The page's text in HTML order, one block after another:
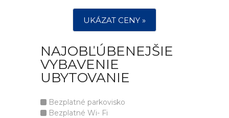
UKÁZAT CENY »
NAJOBĽÚBENEJŠIE
VYBAVENIE
UBYTOVANIE
Bezplatné parkovisko
Bezplatné Wi- Fi